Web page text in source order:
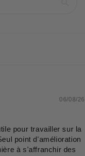
06/08/26
pour travailler sur la
point d'amélioration
à s'affranchir des